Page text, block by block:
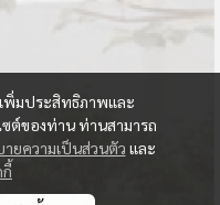
พิ่มประสิทธิภาพและ
ต์ของท่าน ท่านสามารถ
ายความเป็นส่วนตัว และ